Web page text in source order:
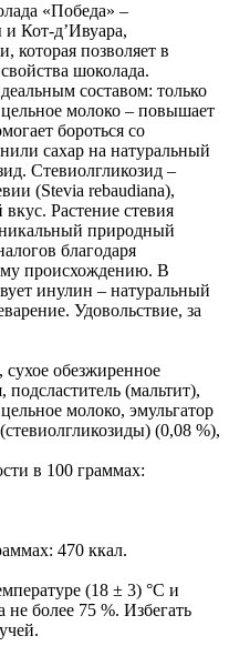
«Победа» –
Кот-д’Ивуара,
которая позволяет в
шоколада.
составом: только
молоко – повышает
бороться со
сахар на натуральный
Стевиолгликозид –
(Stevia rebaudiana),
Растение стевия
природный
благодаря
происхождению. В
инулин – натуральный
Удовольствие, за
сухое обезжиренное
(мальтит),
молоко, эмульгатор
(0,08 %),
в 100 граммах:
470 ккал.
(18 ± 3) °C и
не более 75 %. Избегать